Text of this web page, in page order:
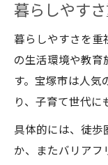
暮らしやす
暮らしやすさを重
の生活環境や教育
す。宝塚市は人気
り、子育て世代に
具体的には、徒歩
か、またバリアフ